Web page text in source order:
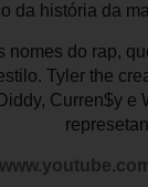
da história da
do rap,
Tyler the
Curren$y